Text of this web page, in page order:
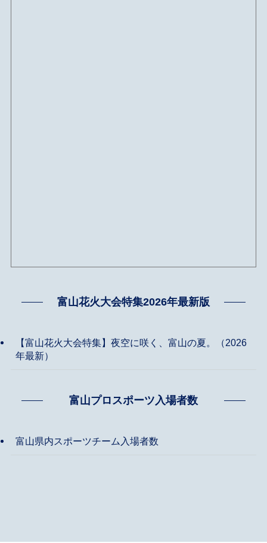
富山花火大会特集2026年最新版
【富山花火大会特集】夜空に咲く、富山の夏。（2026
年最新）
富山プロスポーツ入場者数
富山県内スポーツチーム入場者数